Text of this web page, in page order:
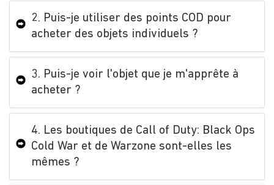
2. Puis-je utiliser des points COD pour
acheter des objets individuels ?
3. Puis-je voir l'objet que je m'apprête à
acheter ?
4. Les boutiques de Call of Duty: Black Ops
Cold War et de Warzone sont-elles les
mêmes ?